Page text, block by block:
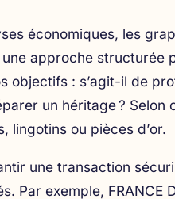
économiques, les
approche structurée
objectifs : s’agit-il de
un héritage ?
lingotins ou pièces d’or.
une transaction
Par exemple, FRANCE